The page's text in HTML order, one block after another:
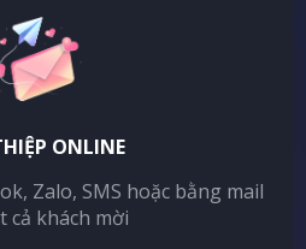
ONLINE
Zalo, SMS hoặc bằng mail
cả khách mời